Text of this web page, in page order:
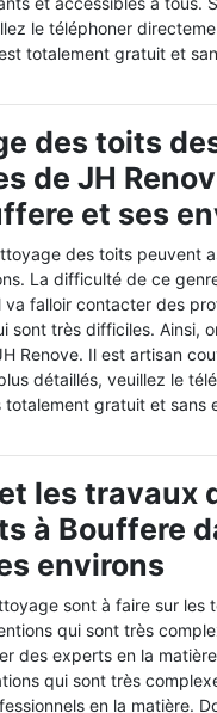
le téléphoner
totalement gratuit et
des toits
de JH
et ses
des toits peuvent
La difficulté de ce
va falloir contacter des
sont très difficiles. Ainsi,
Renove. Il est artisan
détaillés, veuillez le
totalement gratuit et sans
les travaux
à Bouffere
environs
sont à faire sur les
qui sont très
des experts en la
qui sont très
en la matière.